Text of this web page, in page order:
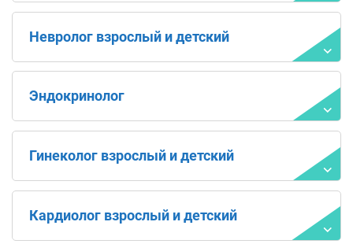
Невролог взрослый и детский
Эндокринолог
Гинеколог взрослый и детский
Кардиолог взрослый и детский